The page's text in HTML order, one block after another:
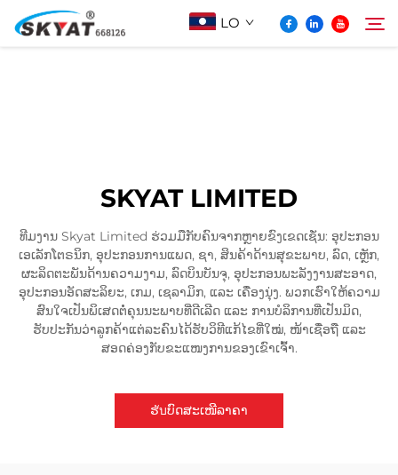
LO
ໂປເจັກ
ຂ່າວ
SKYAT LIMITED
ທີມງານ Skyat Limited ຮ່ວມມືກັບຄົນຈາກຫຼາຍຂົງເຂດເຊັ່ນ: ອຸປະກອນ
ເອເລັກໂຕຣນິກ, ອຸປະກອນການແພດ, ຊາ, ສິນຄ້າດ້ານສຸຂະພາບ, ລົດ, ເຫຼັກ,
ຜະລິດຕະພັນດ້ານຄວາມງາມ, ລົດບິນບັນຈຸ, ອຸປະກອນພະລັງງານສະອາດ,
ອຸປະກອນອັດສະລິຍະ, ເກມ, ເຊລາມິກ, ແລະ ເຄື່ອງນຸ່ງ. ພວກເຮົາໃຫ້ຄວາມ
ສົນໃຈເປັນພິເສດຕໍ່ຄຸນນະພາບທີ່ດີເລີດ ແລະ ການບໍລິການທີ່ເປັນມິດ,
ຮັບປະກັນວ່າລູກຄ້າແຕ່ລະຄົນໄດ້ຮັບວິທີແກ້ໄຂທີ່ໃໝ່, ໜ້າເຊື່ອຖື ແລະ
ສອດຄ່ອງກັບຂະແໜງການຂອງເຂົາເຈົ້າ.
ຮับບົດສະເໜີລາຄາ